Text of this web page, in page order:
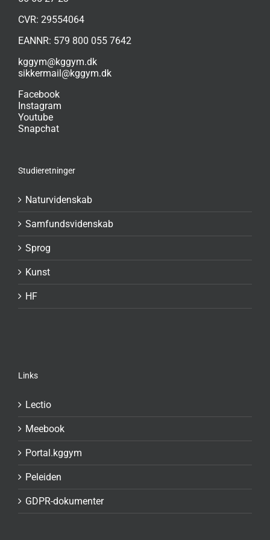
CVR: 29554064
EANNR: 579 800 055 7642
kggym@kggym.dk
sikkermail@kggym.dk
Facebook
Instagram
Youtube
Snapchat
Studieretninger
Naturvidenskab
Samfundsvidenskab
Sprog
Kunst
HF
Links
Lectio
Meebook
Portal.kggym
Peleiden
GDPR-dokumenter